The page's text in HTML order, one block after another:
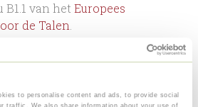
to personalise content and ads, to provide social
traffic. We also share information about your use of
B1.1 van het Europees
de Talen.
de cursus Engels
je een certificaat dat
aan je LinkedIn-profiel.